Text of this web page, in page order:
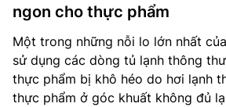
ngon cho thực phẩm
Một trong những nỗi lo lớn nhất
sử dụng các dòng tủ lạnh thông
thực phẩm bị khô héo do hơi lạnh
thực phẩm ở góc khuất không đủ